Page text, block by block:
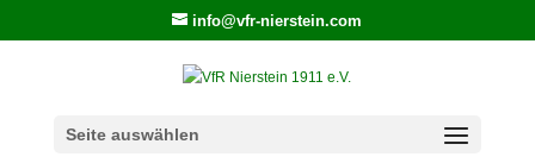
info@vfr-nierstein.com
Seite auswählen